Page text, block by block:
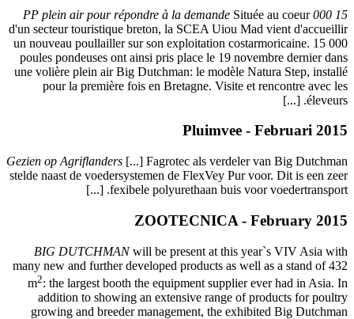
d'un
un
poules
une
pour
Gezien op
stelde
BIG
many new
m2: